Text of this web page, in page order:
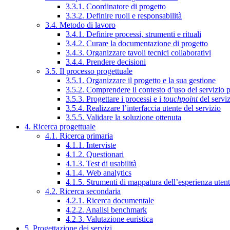
3.3.1. Coordinatore di progetto
3.3.2. Definire ruoli e responsabilità
3.4. Metodo di lavoro
3.4.1. Definire processi, strumenti e rituali
3.4.2. Curare la documentazione di progetto
3.4.3. Organizzare tavoli tecnici collaborativi
3.4.4. Prendere decisioni
3.5. Il processo progettuale
3.5.1. Organizzare il progetto e la sua gestione
3.5.2. Comprendere il contesto d’uso del servizio
3.5.3. Progettare i processi e i touchpointdel
3.5.4. Realizzare l’interfaccia utente del servizio
3.5.5. Validare la soluzione ottenuta
4. Ricerca progettuale
4.1. Ricerca primaria
4.1.1. Interviste
4.1.2. Questionari
4.1.3. Test di usabilità
4.1.4. Web analytics
4.1.5. Strumenti di mappatura dell’esperienza
4.2. Ricerca secondaria
4.2.1. Ricerca documentale
4.2.2. Analisi benchmark
4.2.3. Valutazione euristica
5. Progettazione dei servizi